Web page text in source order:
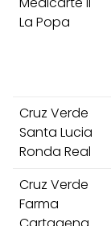
La Popa
Cruz Verde
Santa Lucia
Ronda Real
Cruz Verde
Farma